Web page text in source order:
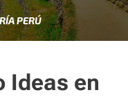
PERÚ
Ideas en